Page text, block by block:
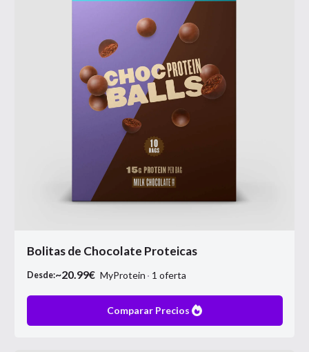
Bolitas de Chocolate Proteicas
Desde:~20.99€ MyProtein 1 oferta
Comparar Precios